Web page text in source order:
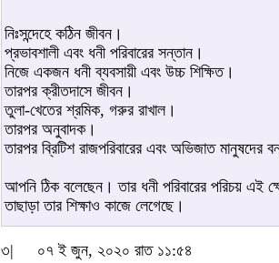
নিঃসন্দেহে কঠিন জীবন।
প্রভাবশালী এবং ধনী পরিবারের সন্তান।
নিজে একজন ধনী ব্যবসায়ী এবং উচ্চ শিক্ষিত।
তারপর ক্রীতদাসে জীবন।
তুলা-খেতের শ্রমিক, গরুর রাখাল।
তারপর অনুবাদক।
তারপর ব্রিটিশ রাজপরিবারের এবং অভিজাত মানুষদের
আপনি ঠিক বলেছেন। তার ধনী পরিবারের পরিচয় এই
তাছাড়া তার শিক্ষাও কাজে লেগেছে।
৩|
০৭ ই জুন, ২০২০ রাত ১১:৫৪